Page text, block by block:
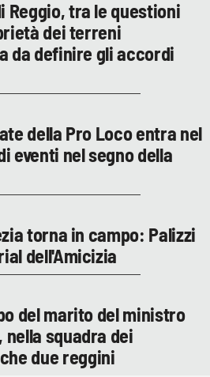
Reggio, tra le questioni
dei terreni
da definire gli accordi
della Pro Loco entra nel
eventi nel segno della
torna in campo: Palizzi
dell'Amicizia
del marito del ministro
nella squadra dei
due reggini